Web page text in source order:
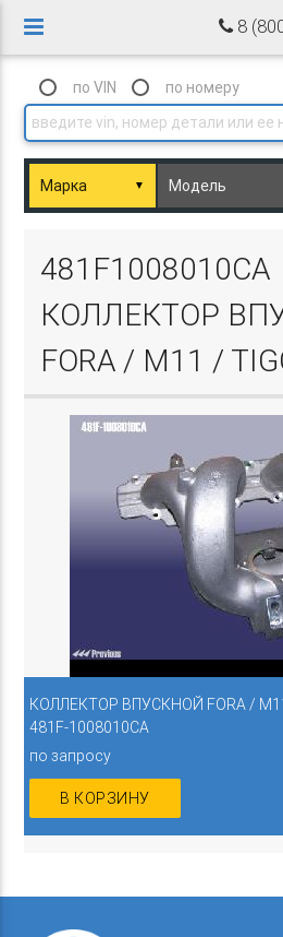
8
по VIN по номеру
▼
481F1008010CA
КОЛЛЕКТОР
FORA / M11 /
КОЛЛЕКТОР ВПУСКНОЙ FORA /
481F-1008010CA
по запросу
В КОРЗИНУ